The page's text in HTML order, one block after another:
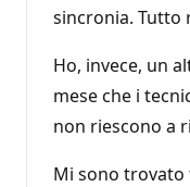
sincronia. Tutto
Ho, invece, un
mese che i
non riescono a
Mi sono trovato